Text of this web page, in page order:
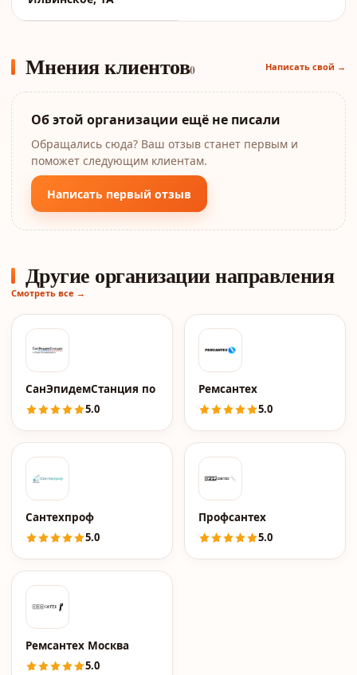
Мнения клиентов0 Написать свой →
Об этой организации ещё не писали
Обращались сюда? Ваш отзыв станет первым и
поможет следующим клиентам.
Написать первый отзыв
Другие организации направления
Смотреть все →
СанЭпидемСтанция по Москве и МО
5.0
Ремсантех
5.0
Сантехпроф
5.0
Профсантех
5.0
Ремсантех Москва
5.0